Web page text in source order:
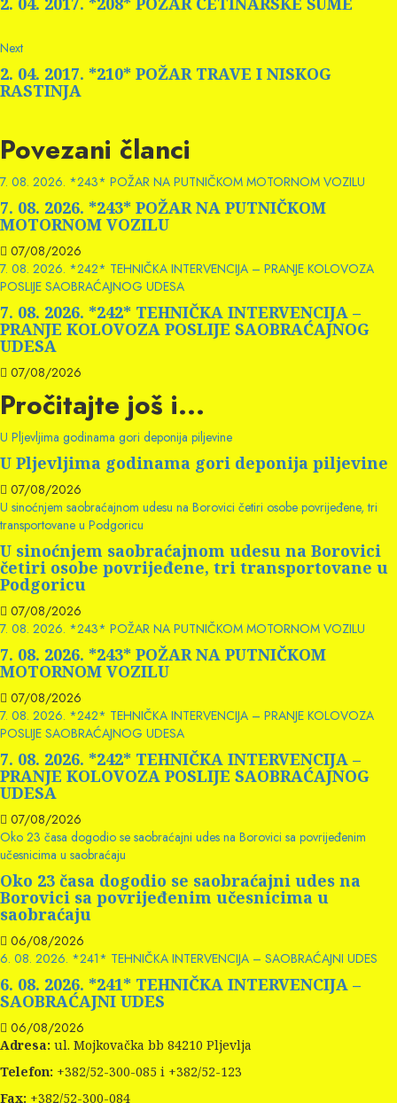
Reading
NextNext
post:
2. 04. 2017. *210* POŽAR TRAVE I NISKOG
RASTINJA
Povezani članci
7. 08. 2026. *243* POŽAR NA PUTNIČKOM MOTORNOM VOZILU
7. 08. 2026. *243* POŽAR NA PUTNIČKOM
MOTORNOM VOZILU
07/08/2026
7. 08. 2026. *242* TEHNIČKA INTERVENCIJA – PRANJE KOLOVOZA
POSLIJE SAOBRAĆAJNOG UDESA
7. 08. 2026. *242* TEHNIČKA INTERVENCIJA –
PRANJE KOLOVOZA POSLIJE SAOBRAĆAJNOG
UDESA
07/08/2026
Pročitajte još i...
U Pljevljima godinama gori deponija piljevine
U Pljevljima godinama gori deponija piljevine
07/08/2026
U sinoćnjem saobraćajnom udesu na Borovici četiri osobe povrijeđene, tri
transportovane u Podgoricu
U sinoćnjem saobraćajnom udesu na Borovici
četiri osobe povrijeđene, tri transportovane u
Podgoricu
07/08/2026
7. 08. 2026. *243* POŽAR NA PUTNIČKOM MOTORNOM VOZILU
7. 08. 2026. *243* POŽAR NA PUTNIČKOM
MOTORNOM VOZILU
07/08/2026
7. 08. 2026. *242* TEHNIČKA INTERVENCIJA – PRANJE KOLOVOZA
POSLIJE SAOBRAĆAJNOG UDESA
7. 08. 2026. *242* TEHNIČKA INTERVENCIJA –
PRANJE KOLOVOZA POSLIJE SAOBRAĆAJNOG
UDESA
07/08/2026
Oko 23 časa dogodio se saobraćajni udes na Borovici sa povrijeđenim
učesnicima u saobraćaju
Oko 23 časa dogodio se saobraćajni udes na
Borovici sa povrijeđenim učesnicima u
saobraćaju
06/08/2026
6. 08. 2026. *241* TEHNIČKA INTERVENCIJA – SAOBRAĆAJNI UDES
6. 08. 2026. *241* TEHNIČKA INTERVENCIJA –
SAOBRAĆAJNI UDES
06/08/2026
Adresa: ul. Mojkovačka bb 84210 Pljevlja
Telefon: +382/52-300-085 i +382/52-123
Fax: +382/52-300-084